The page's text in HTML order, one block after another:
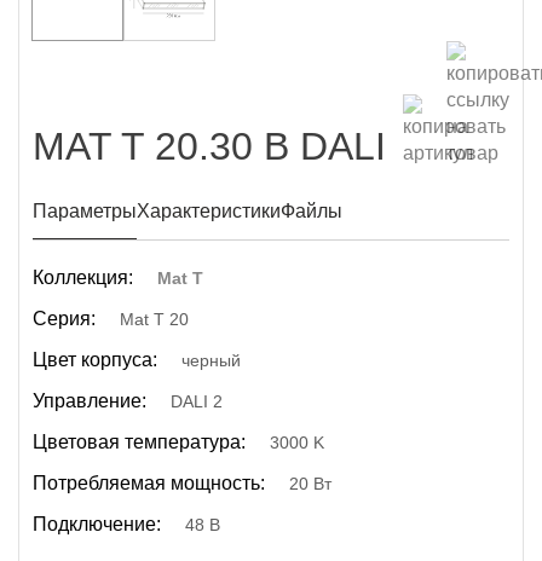
MAT T 20.30 B DALI
ПараметрыХарактеристикиФайлы
Коллекция: Mat T
Серия: Mat T 20
Цвет корпуса: черный
Управление: DALI 2
Цветовая температура: 3000 K
Потребляемая мощность: 20 Вт
Подключение: 48 В